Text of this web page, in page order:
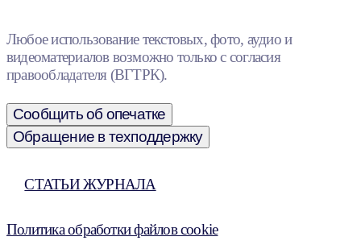
Любое использование текстовых, фото, аудио и
видеоматериалов возможно только с согласия
правообладателя (ВГТРК).
Сообщить об опечатке
Обращение в техподдержку
СТАТЬИ ЖУРНАЛА
Политика обработки файлов cookie